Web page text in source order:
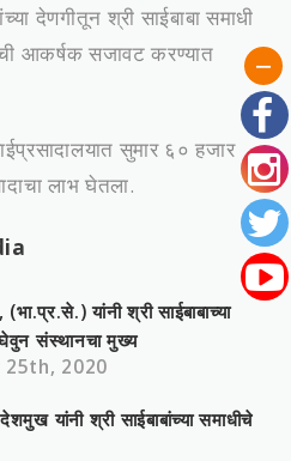
देणगीतून श्री साईबाबा समाधी
आकर्षक सजावट करण्‍यात
सुमार ६० हजार
लाभ घेतला.
यांनी श्री साईबाबाच्या
संस्‍थानचा मुख्‍य
25th, 2020
यांनी श्री साईबाबांच्या समाधीचे